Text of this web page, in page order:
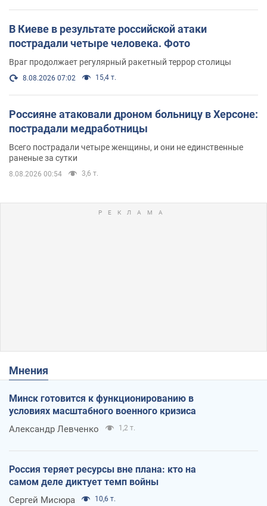
В Киеве в результате российской атаки
пострадали четыре человека. Фото
Враг продолжает регулярный ракетный террор столицы
8.08.2026 07:02 15,4 т.
Россияне атаковали дроном больницу в Херсоне:
пострадали медработницы
Всего пострадали четыре женщины, и они не единственные
раненые за сутки
8.08.2026 00:54 3,6 т.
Мнения
Минск готовится к функционированию в
условиях масштабного военного кризиса
Александр Левченко 1,2 т.
Россия теряет ресурсы вне плана: кто на
самом деле диктует темп войны
Сергей Мисюра 10,6 т.